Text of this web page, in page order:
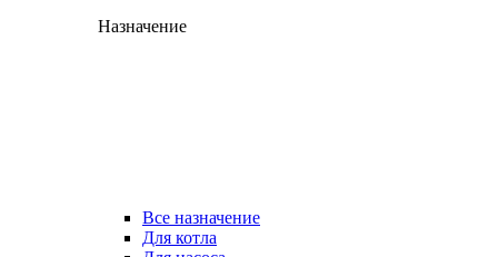
Назначение
Все назначение
Для котла